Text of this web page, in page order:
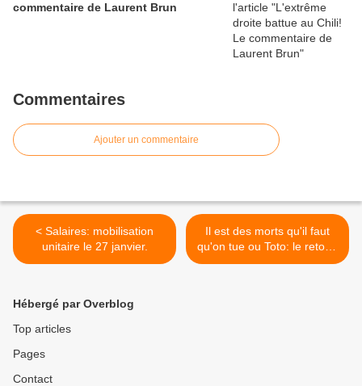
commentaire de Laurent Brun
Commentaires
Ajouter un commentaire
< Salaires: mobilisation
unitaire le 27 janvier.
Il est des morts qu'il faut
qu'on tue ou Toto: le retour.
Par Roger Martin >
Hébergé par Overblog
Top articles
Pages
Contact